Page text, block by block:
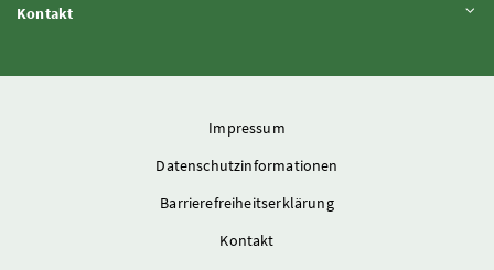
KontaktInhalt aufklappen
Impressum
Datenschutzinformationen
Barrierefreiheitserklärung
Kontakt